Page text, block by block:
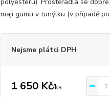
mají gumu v tunýlku (v případě
Nejsme plátci DPH
1 650 Kč/ks